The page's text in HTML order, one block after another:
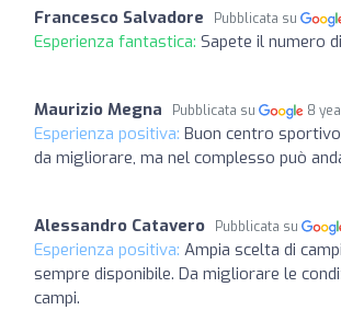
Francesco Salvadore Pubblicata su
Esperienza fantastica: Sapete il numero
Maurizio Megna Pubblicata su 8
Esperienza positiva: Buon centro
da migliorare, ma nel complesso può
Alessandro Catavero Pubblicata su
Esperienza positiva: Ampia scelta di
sempre disponibile. Da migliorare le
campi.